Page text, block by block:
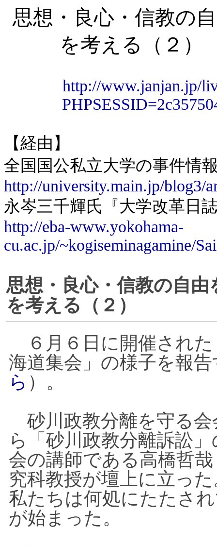
思想・良心・信教の
を考える（２
http://www.janjan.jp/
【経由】
全国国公私立大学の事件情
http://university.main.jp/blog3/
永岑三千輝氏『大学改革
http://eba-www.yokohama-
cu.ac.jp/~kogiseminagamine/
思想・良心・信教の自
を考える（２）
６月６日に開催された
海道集会」の様子を報
ら ）。
砂川政教分離を守る会
ら「砂川政教分離訴訟
会の講師である高橋哲
究科教授が壇上に立っ
私たちは何処にたたさ
が始まった。